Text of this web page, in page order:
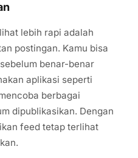
lebih rapi adalah
postingan. Kamu bisa
benar-benar
aplikasi seperti
berbagai
dipublikasikan. Dengan
feed tetap terlihat